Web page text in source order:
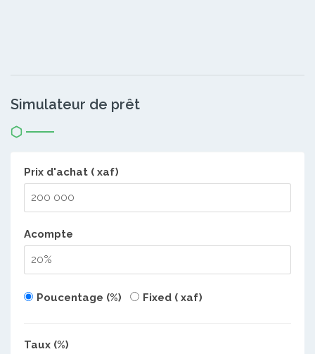
Simulateur de prêt
Prix d'achat ( xaf)
Acompte
Poucentage (%) Fixed ( xaf)
Taux (%)